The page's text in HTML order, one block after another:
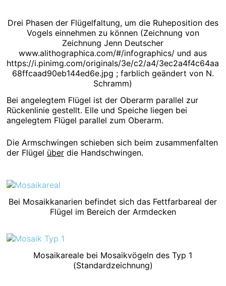
Drei Phasen der Flügelfaltung, um die Ruheposition des
Vogels einnehmen zu können (Zeichnung von
Zeichnung Jenn Deutscher
www.alithographica.com/#/infographics/ und aus
https://i.pinimg.com/originals/3e/c2/a4/3ec2a4f4c64aa
68ffcaad90eb144ed6e.jpg ; farblich geändert von N.
Schramm)
Bei angelegtem Flügel ist der Oberarm parallel zur
Rückenlinie gestellt. Elle und Speiche liegen bei
angelegtem Flügel parallel zum Oberarm.
Die Armschwingen schieben sich beim zusammenfalten
der Flügel überdie Handschwingen.
Bei Mosaikkanarien befindet sich das Fettfarbareal der
Flügel im Bereich der Armdecken
Mosaikareale bei Mosaikvögeln des Typ 1
(Standardzeichnung)